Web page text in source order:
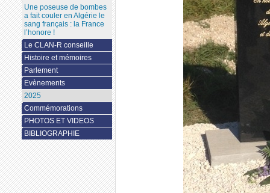
Une poseuse de bombes
a fait couler en Algérie le
sang français : la France
l’honore !
Le CLAN-R conseille
Histoire et mémoires
Parlement
Evènements
2025
Commémorations
PHOTOS ET VIDEOS
BIBLIOGRAPHIE